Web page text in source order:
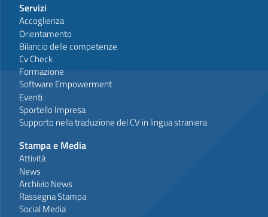
Servizi
Accoglienza
Orientamento
Bilancio delle competenze
Cv Check
Formazione
Software Empowerment
Eventi
Sportello Impresa
Supporto nella traduzione del CV in lingua straniera
Stampa e Media
Attività
News
Archivio News
Rassegna Stampa
Social Media